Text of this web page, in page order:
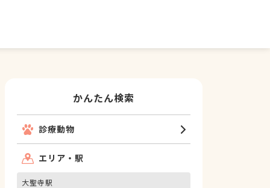
かんたん検索
診療動物
エリア・駅
大聖寺駅